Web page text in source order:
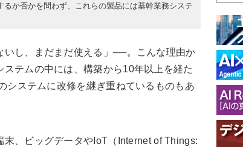
か否かを問わず、これらの製品には基幹業務システ
し、まだまだ使える」──。こんな理由か
テムの中には、構築から10年以上を経た
システムに改修を継ぎ重ねているものもあ
、ビッグデータやIoT（Internet of Things: